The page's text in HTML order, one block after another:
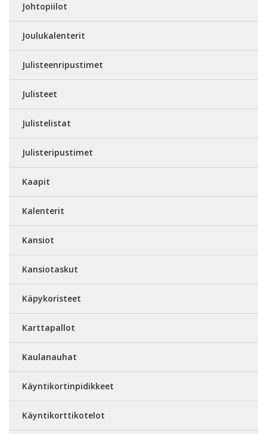
Johtopiilot
Joulukalenterit
Julisteenripustimet
Julisteet
Julistelistat
Julisteripustimet
Kaapit
Kalenterit
Kansiot
Kansiotaskut
Käpykoristeet
Karttapallot
Kaulanauhat
Käyntikortinpidikkeet
Käyntikorttikotelot